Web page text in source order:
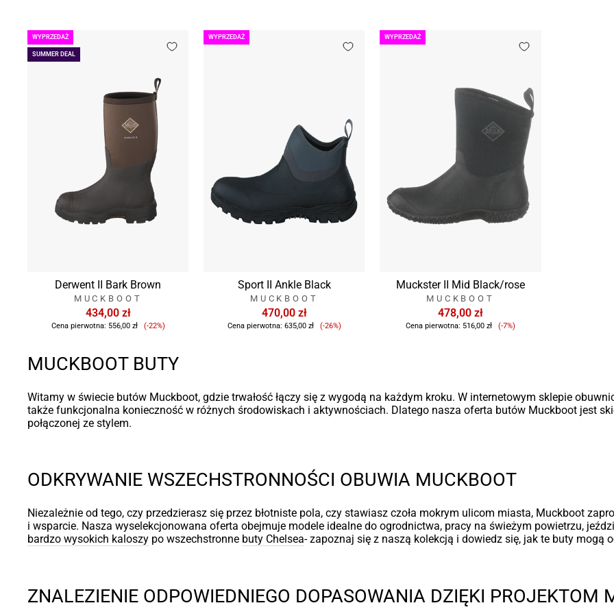
SUMMER DEAL
WYPRZEDAŻ
Derwent II Bark Brown
MUCKBOOT
434,00 zł
Cena pierwotna: 556,00 zł
Cena
(-22%)
WYPRZEDAŻ
Sport II Ankle Black
MUCKBOOT
470,00 zł
Cena pierwotna: 635,00 zł
Cena
(-26%)
WYPRZEDAŻ
Muckster II Mid Black/rose
MUCKBOOT
478,00 zł
Cena pierwotna: 516,00 zł
Cena
(-7%)
MUCKBOOT BUTY
Witamy w świecie butów Muckboot, gdzie trwałość łączy się z wygodą na każdym kroku. W internetowym sklepie
także funkcjonalna konieczność w różnych środowiskach i aktywnościach. Dlatego nasza oferta butów Muckboot jest
połączonej ze stylem.
ODKRYWANIE WSZECHSTRONNOŚCI OBUWIA MUCKBOOT
Niezależnie od tego, czy przedzierasz się przez błotniste pola, czy stawiasz czoła mokrym ulicom miasta, Muckboot
i wsparcie. Nasza wyselekcjonowana oferta obejmuje modele idealne do ogrodnictwa, pracy na świeżym powietrzu,
bardzo wysokich kaloszy po wszechstronne buty Chelsea- zapoznaj się z naszą kolekcją i dowiedz się, jak te buty
ZNALEZIENIE ODPOWIEDNIEGO DOPASOWANIA DZIĘKI PROJEKTOM